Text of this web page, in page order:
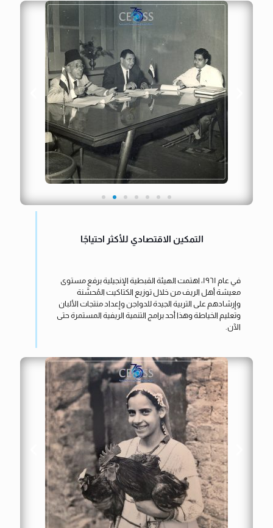
التمكين الاقتصادي للأكثر احتياجًا
في عام ١٩٦١، اهتمت الهيئة القبطية الإنجيلية برفع مستوى
معيشة أهل الريف من خلال توزيع الكتاكيت المُحسَّنة
وإرشادهم على التربية الجيدة للدواجن وإعداد منتجات الألبان
وتعليم الخياطة وهذا أحد برامج التنمية الريفية المستمرة حتى
الآن.